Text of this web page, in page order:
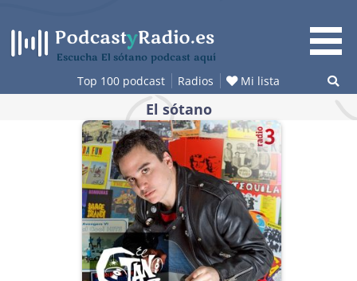
contenido
Escucha El sótano podcast aquí
Top 100 podcast Radios Mi lista
El sótano